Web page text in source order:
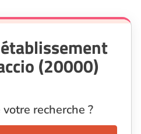
(20000)
recherche ?